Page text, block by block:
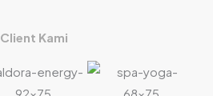
Client Kami